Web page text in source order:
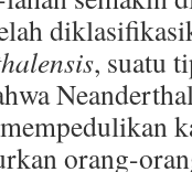
, suatu
orang-